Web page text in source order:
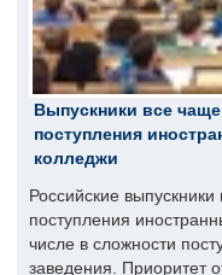
Выпускники все
поступления
колледжи
Российские
поступления
числе в сложности
заведения. Приоритет